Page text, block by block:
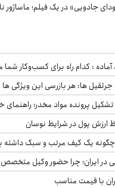
جادویی» در یک فیلم؛ ماساژور
آماده : کدام راه برای کسب‌وکار
ها: هر بازرسی این ویژگی ها
ارزش پول در شرایط نوسان
یک کیف مرتب و سبک داشته
در ایران؛ چرا حضور وکیل
با قیمت مناسب